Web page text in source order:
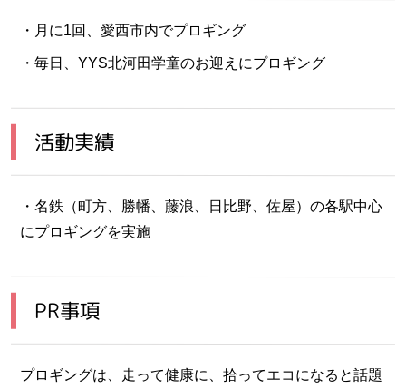
・月に1回、愛西市内でプロギング
・毎日、YYS北河田学童のお迎えにプロギング
活動実績
・名鉄（町方、勝幡、藤浪、日比野、佐屋）の各駅中心
にプロギングを実施
PR事項
プロギングは、走って健康に、拾ってエコになると話題